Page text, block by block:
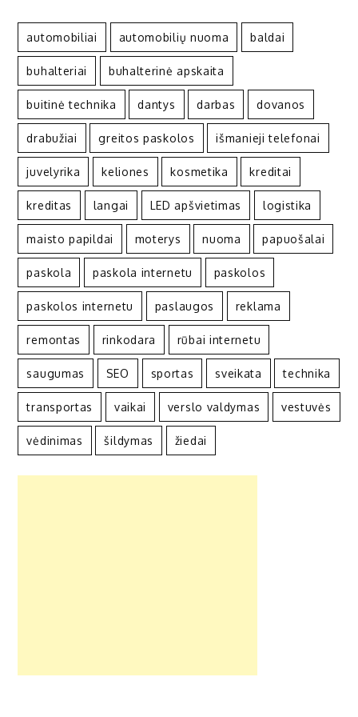
automobiliai automobilių nuoma baldai
buhalteriai buhalterinė apskaita
buitinė technika dantys darbas dovanos
drabužiai greitos paskolos išmanieji telefonai
juvelyrika keliones kosmetika kreditai
kreditas langai LED apšvietimas logistika
maisto papildai moterys nuoma papuošalai
paskola paskola internetu paskolos
paskolos internetu paslaugos reklama
remontas rinkodara rūbai internetu
saugumas SEO sportas sveikata technika
transportas vaikai verslo valdymas vestuvės
vėdinimas šildymas žiedai